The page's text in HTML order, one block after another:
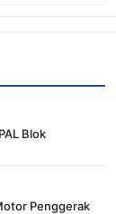
Blok
Penggerak